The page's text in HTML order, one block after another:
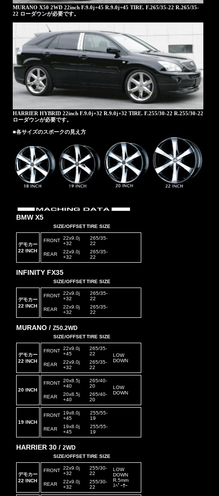
MURANO X50 2WD 22inch F.9.0j+45 R.9.0j+45 TIRE. F.265/35-22 R.265/35-
22 ローダウンが必要です。
HARRIER HYBRID 22inch F.9.0j+32 R.9.0j+32 TIRE. F.255/30-22 R.255/30-22
ローダウンが必要です。
■各サイズのスポークの見え方
BMW X5
SIZE/OFFSET TIRE SIZE
デモカー
22 INCH
FRONT 22x9.0j
+32
265/35-
22
REAR
22x9.0j
+32
265/35-
22
INFINITY FX35
SIZE/OFFSET TIRE SIZE
デモカー
22 INCH
FRONT 22x9.0j
+32
265/35-
22
REAR
22x9.0j
+32
265/35-
22
MURANO / Z50.2WD
SIZE/OFFSET TIRE SIZE
デモカー
22 INCH
FRONT 22x9.0j
+45
265/35-
22
LOW
DOWN
REAR
22x9.0j
+32
265/35-
22
20 INCH
FRONT 20x8.5j
+40
265/40-
20
LOW
DOWN
REAR
20x8.5j
+40
265/40-
20
19 INCH
FRONT
19x8.0j
+45
255/55-
19
REAR
19x8.0j
+45
255/55-
19
HARRIER 30 / 2WD
SIZE/OFFSET TIRE SIZE
デモカー
22 INCH
FRONT 22x9.0j
+32
255/30-
22
LOW
DOWN
R.5mm
ｽﾍﾟｰｻｰ
REAR
22x9.0j
+32
255/30-
22